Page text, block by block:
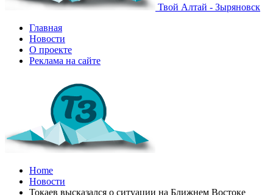
Твой Алтай - Зыряновск
Главная
Новости
О проекте
Реклама на сайте
Home
Новости
Токаев высказался о ситуации на Ближнем Востоке